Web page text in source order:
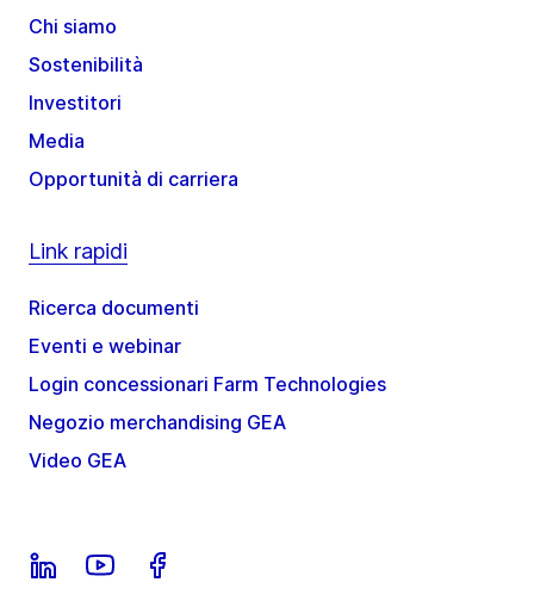
Chi siamo
Sostenibilità
Investitori
Media
Opportunità di carriera
Link rapidi
Ricerca documenti
Eventi e webinar
Login concessionari Farm Technologies
Negozio merchandising GEA
Video GEA